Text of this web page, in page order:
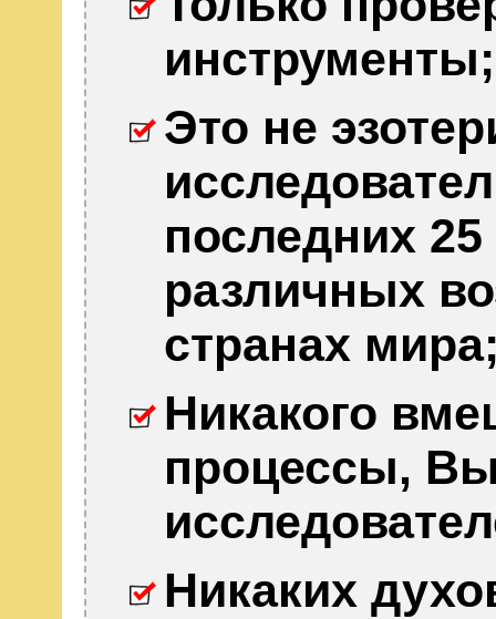
инструменты;
Это не
последних
различных
странах
Никакого
процессы,
Никаких